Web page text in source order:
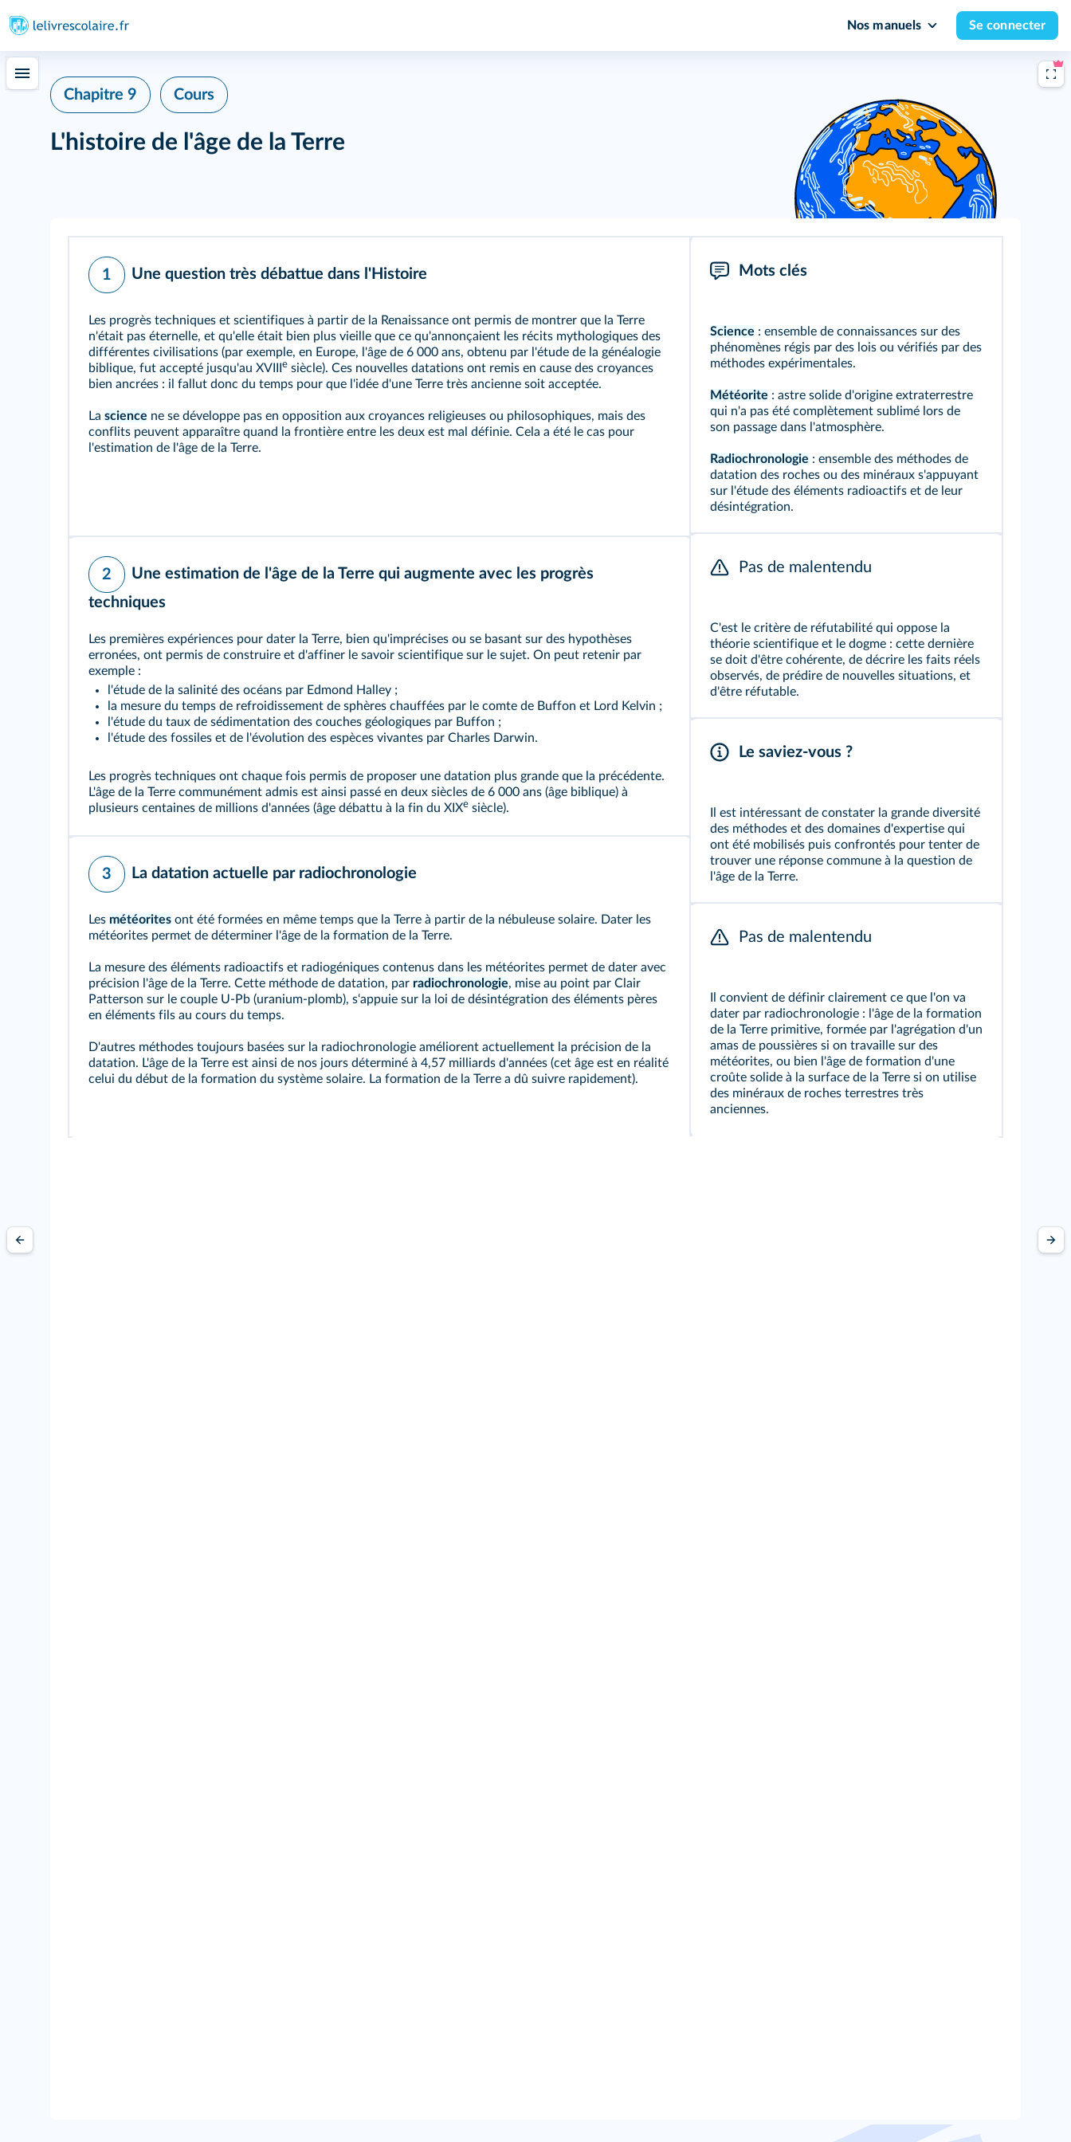
Nos manuels Se connecter
Chapitre 9 Cours
L'histoire de l'âge de la Terre
1 Une question très débattue dans l'Histoire
Les progrès techniques et scientifiques à partir de la Renaissance ont permis de montrer que la Terre
n'était pas éternelle, et qu'elle était bien plus vieille que ce qu'annonçaient les récits mythologiques des
différentes civilisations (par exemple, en Europe, l'âge de 6 000 ans, obtenu par l'étude de la généalogie
biblique, fut accepté jusqu'au XVIII e siècle). Ces nouvelles datations ont remis en cause des croyances
bien ancrées : il fallut donc du temps pour que l'idée d'une Terre très ancienne soit acceptée.
La science ne se développe pas en opposition aux croyances religieuses ou philosophiques, mais des
conflits peuvent apparaître quand la frontière entre les deux est mal définie. Cela a été le cas pour
l'estimation de l'âge de la Terre.
2
Une estimation de l'âge de la Terre qui augmente avec les progrès
techniques
Les premières expériences pour dater la Terre, bien qu'imprécises ou se basant sur des hypothèses
erronées, ont permis de construire et d'affiner le savoir scientifique sur le sujet. On peut retenir par
exemple :
l'étude de la salinité des océans par Edmond Halley ;
la mesure du temps de refroidissement de sphères chauffées par le comte de Buffon et Lord Kelvin ;
l'étude du taux de sédimentation des couches géologiques par Buffon ;
l'étude des fossiles et de l'évolution des espèces vivantes par Charles Darwin.
Les progrès techniques ont chaque fois permis de proposer une datation plus grande que la précédente.
L'âge de la Terre communément admis est ainsi passé en deux siècles de 6 000 ans (âge biblique) à
plusieurs centaines de millions d'années (âge débattu à la fin du XIXe siècle).
3 La datation actuelle par radiochronologie
Les météorites ont été formées en même temps que la Terre à partir de la nébuleuse solaire. Dater les
météorites permet de déterminer l'âge de la formation de la Terre.
La mesure des éléments radioactifs et radiogéniques contenus dans les météorites permet de dater avec
précision l'âge de la Terre. Cette méthode de datation, par radiochronologie, mise au point par Clair
Patterson sur le couple U‑Pb (uranium-plomb), s‘appuie sur la loi de désintégration des éléments pères
en éléments fils au cours du temps.
D'autres méthodes toujours basées sur la radiochronologie améliorent actuellement la précision de la
datation. L'âge de la Terre est ainsi de nos jours déterminé à 4,57 milliards d'années (cet âge est en réalité
celui du début de la formation du système solaire. La formation de la Terre a dû suivre rapidement).
Mots clés
Science : ensemble de connaissances sur des
phénomènes régis par des lois ou vérifiés par des
méthodes expérimentales.
Météorite : astre solide d'origine extraterrestre
qui n'a pas été complètement sublimé lors de
son passage dans l'atmosphère.
Radiochronologie : ensemble des méthodes de
datation des roches ou des minéraux s'appuyant
sur l'étude des éléments radioactifs et de leur
désintégration.
Pas de malentendu
C'est le critère de réfutabilité qui oppose la
théorie scientifique et le dogme : cette dernière
se doit d'être cohérente, de décrire les faits réels
observés, de prédire de nouvelles situations, et
d'être réfutable.
Le saviez-vous ?
Il est intéressant de constater la grande diversité
des méthodes et des domaines d'expertise qui
ont été mobilisés puis confrontés pour tenter de
trouver une réponse commune à la question de
l'âge de la Terre.
Pas de malentendu
Il convient de définir clairement ce que l'on va
dater par radiochronologie : l'âge de la formation
de la Terre primitive, formée par l'agrégation d'un
amas de poussières si on travaille sur des
météorites, ou bien l'âge de formation d'une
croûte solide à la surface de la Terre si on utilise
des minéraux de roches terrestres très
anciennes.